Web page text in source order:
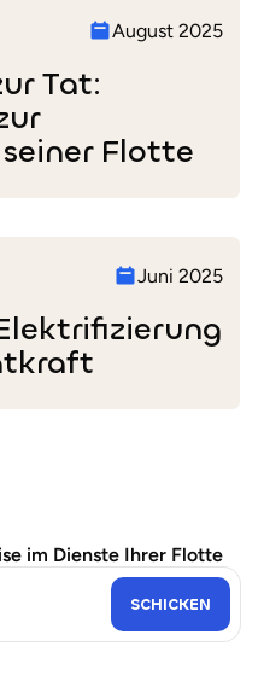
August 2025
Tat:
Flotte
Juni 2025
im Dienste Ihrer Flotte